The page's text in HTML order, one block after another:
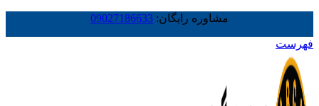
مشاوره رایگان: 09027186633
فهرست